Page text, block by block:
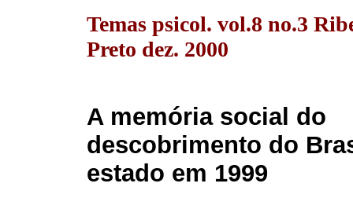
Temas psicol. vol.8 no.3
Preto dez. 2000
A memória social do
descobrimento do
estado em 1999